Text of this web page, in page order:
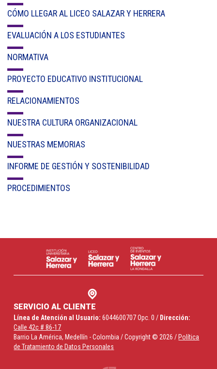
CÓMO LLEGAR AL LICEO SALAZAR Y HERRERA
EVALUACIÓN A LOS ESTUDIANTES
NORMATIVA
PROYECTO EDUCATIVO INSTITUCIONAL
RELACIONAMIENTOS
NUESTRA CULTURA ORGANIZACIONAL
NUESTRAS MEMORIAS
INFORME DE GESTIÓN Y SOSTENIBILIDAD
PROCEDIMIENTOS
SERVICIO AL CLIENTE
Línea de Atención al Usuario: 6044600707 Opc. 0 / Dirección:
Calle 42c # 86-17
Barrio La América, Medellín - Colombia / Copyright © 2026 / Política
de Tratamiento de Datos Personales